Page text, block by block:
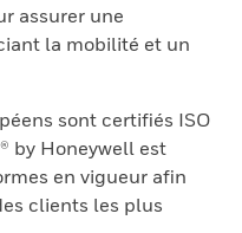
assurer une
la mobilité et un
sont certifiés ISO
by Honeywell est
en vigueur afin
clients les plus